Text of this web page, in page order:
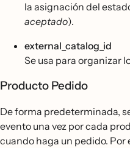
la asignación del
aceptado).
external_catalog_id
Se usa para organizar
Producto Pedido
De forma predeterminada,
evento una vez por cada
cuando haga un pedido.